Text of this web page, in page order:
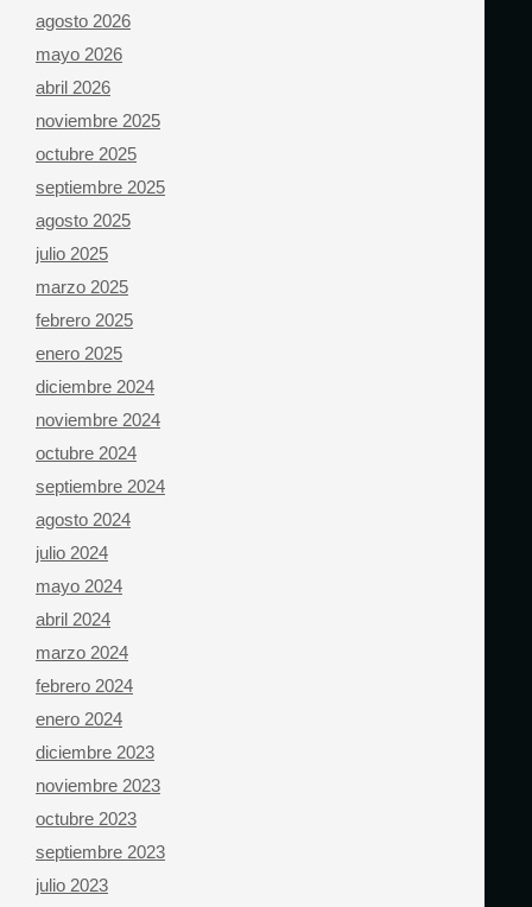
agosto 2026
mayo 2026
abril 2026
noviembre 2025
octubre 2025
septiembre 2025
agosto 2025
julio 2025
marzo 2025
febrero 2025
enero 2025
diciembre 2024
noviembre 2024
octubre 2024
septiembre 2024
agosto 2024
julio 2024
mayo 2024
abril 2024
marzo 2024
febrero 2024
enero 2024
diciembre 2023
noviembre 2023
octubre 2023
septiembre 2023
julio 2023